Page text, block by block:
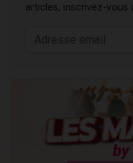
articles, inscrivez-vous